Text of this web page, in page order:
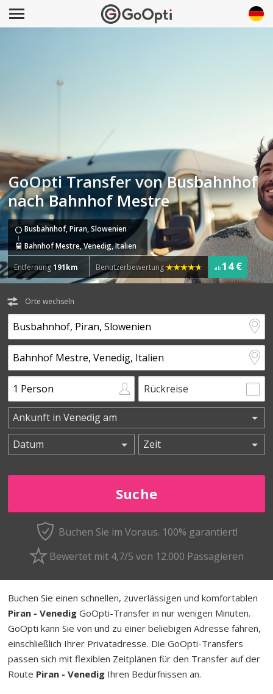
GoOpti Transfer von Busbahnhof
nach Bahnhof Mestre
Busbahnhof, Piran, Slowenien
Bahnhof Mestre, Venedig, Italien
Entfernung191km Benutzerbewertung ab14 €
Orte wechseln
Rückreise
Buchen Sie im Voraus. 100% garantiert!
Bewertet mit 4,7/5 von 12.000 Passagieren
Buchen Sie einen schnellen, zuverlässigen und komfortablen
Piran - Venedig GoOpti-Transfer in nur wenigen Minuten.
GoOpti kann Sie von und zu einer beliebigen Adresse fahren,
einschließlich Ihrer Privatadresse. Die GoOpti-Transfers
passen sich mit flexiblen Zeitplänen für den Transfer auf der
Route Piran - Venedig Ihren Bedürfnissen an.